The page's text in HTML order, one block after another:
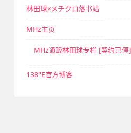
林田球×メチクロ落书站
MHz主页
MHz通贩林田球专栏 [契约已停]
138°E官方博客